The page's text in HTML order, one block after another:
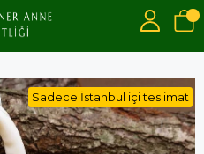
Sadece İstanbul içi teslimat